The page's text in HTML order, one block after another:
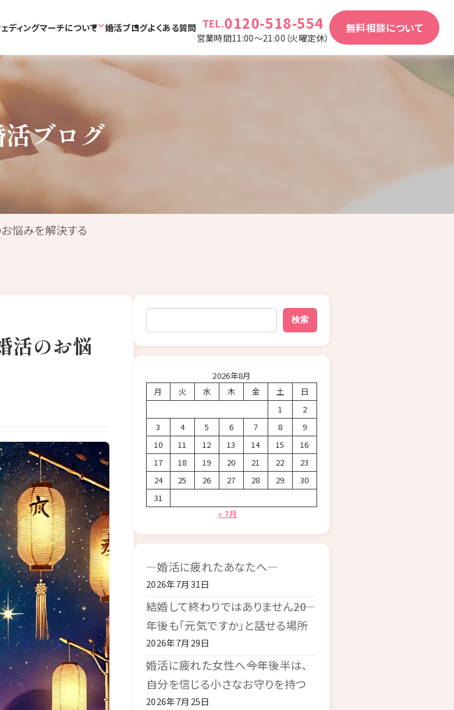
ディングマーチについて 婚活ブログよくある質問 TEL.0120-518-554
営業時間11:00～21:00（火曜定休）
無料相談について
活ブログ
悩みを解決する
活のお悩
検索
検索
2026年8月
月
火 水 木 金 土
日
1
2
3
4 5 6 7 8
9
10
11 12 13 14 15
16
17
18 19 20 21 22
23
24
25 26 27 28 29
30
31
« 7月
―婚活に疲れたあなたへ―
2026年7月31日
結婚して終わりではありません――20
年後も「元気ですか」と話せる場所
2026年7月29日
婚活に疲れた女性へ――今年後半は、
自分を信じる小さなお守りを持つ
2026年7月25日